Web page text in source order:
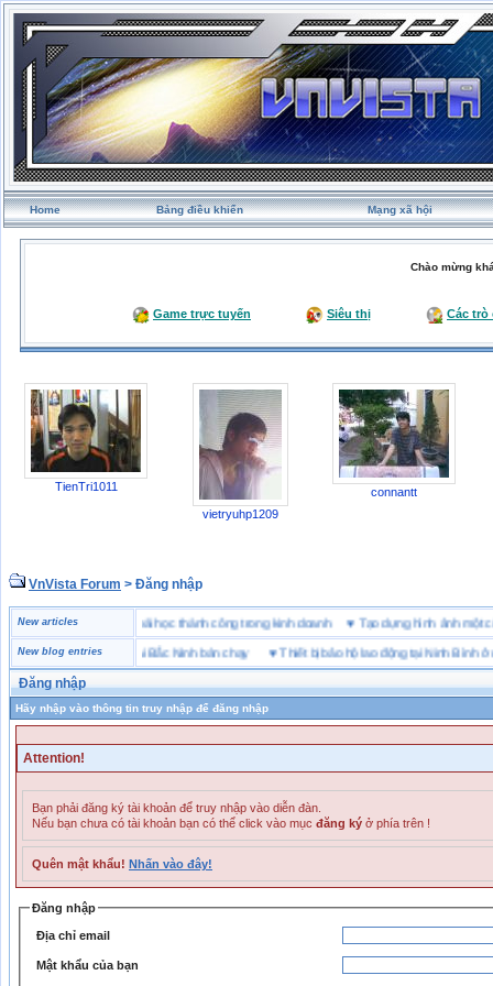
Home Bảng điều khiển Mạng xã hội
Chào mừng
Game trực tuyến Siêu thị Các trò
TienTri1011
vietryuhp1209
connantt
VnVista Forum > Đăng nhập
New articles
biệt” của Microsoft ♥4 bài học thành công trong kinh doanh♥Tạo dựng hình ảnh
New blog entries
hiệu giày bảo hộ tại Bắc Ninh bán chạy♥ Thiết bị bảo hộ lao động tại Ninh Bình ở đâu
Đăng nhập
Hãy nhập vào thông tin truy nhập để đăng nhập
Attention!
Bạn phải đăng ký tài khoản để truy nhập vào diễn đàn.
Nếu bạn chưa có tài khoản bạn có thể click vào mục đăng ký ở phía trên !
Quên mật khẩu! Nhấn vào đây!
Đăng nhập
Địa chỉ email
Mật khẩu của bạn